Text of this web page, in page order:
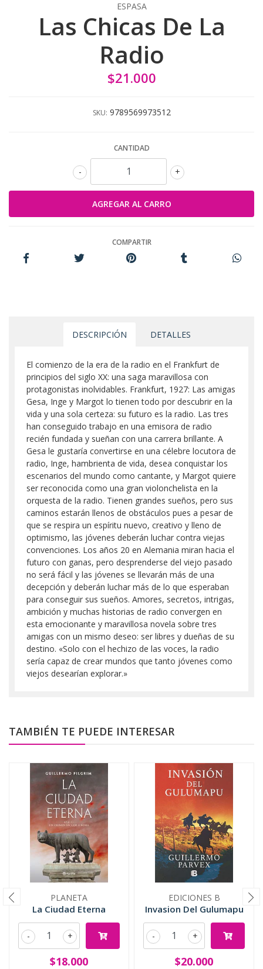
ESPASA
Las Chicas De La
Radio
$21.000
SKU: 9789569973512
CANTIDAD
+
-
COMPARTIR
DESCRIPCIÓN DETALLES
El comienzo de la era de la radio en el Frankfurt de
principios del siglo XX: una saga maravillosa con
protagonistas inolvidables. Frankfurt, 1927: Las amigas
Gesa, Inge y Margot lo tienen todo por descubrir en la
vida y una sola certeza: su futuro es la radio. Las tres
han conseguido trabajo en una emisora de radio
recién fundada y sueñan con una carrera brillante. A
Gesa le gustaría convertirse en una célebre locutora de
radio, Inge, hambrienta de vida, desea conquistar los
escenarios del mundo como cantante, y Margot quiere
ser reconocida como una gran violonchelista en la
orquesta de la radio. Tienen grandes sueños, pero sus
caminos estarán llenos de obstáculos pues a pesar de
que se respira un espíritu nuevo, creativo y lleno de
optimismo, las jóvenes deberán luchar contra viejas
convenciones. Los años 20 en Alemania miran hacia el
futuro con ganas, pero desprenderse del viejo pasado
no será fácil y las jóvenes se llevarán más de una
decepción y deberán luchar más de lo que esperaban
para conseguir sus sueños. Amores, secretos, intrigas,
ambición y muchas historias de radio convergen en
esta emocionante y maravillosa novela sobre tres
amigas con un mismo deseo: ser libres y dueñas de su
destino. «Solo con el hechizo de las voces, la radio
sería capaz de crear mundos que tanto jóvenes como
viejos desearían explorar.»
TAMBIÉN TE PUEDE INTERESAR
PLANETA
La Ciudad Eterna
+
-
$18.000
EDICIONES B
Invasion Del Gulumapu
+
-
$20.000